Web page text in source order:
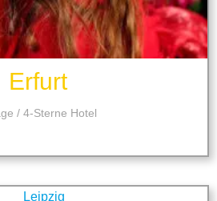
Erfurt
/ 4-Sterne Hotel